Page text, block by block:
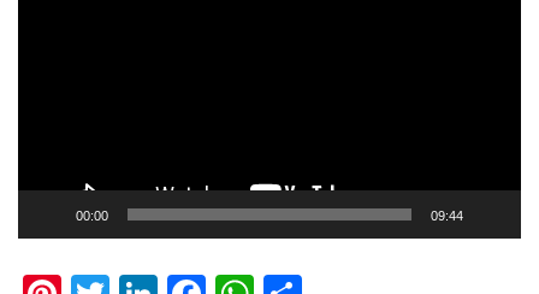
00:00 09:44